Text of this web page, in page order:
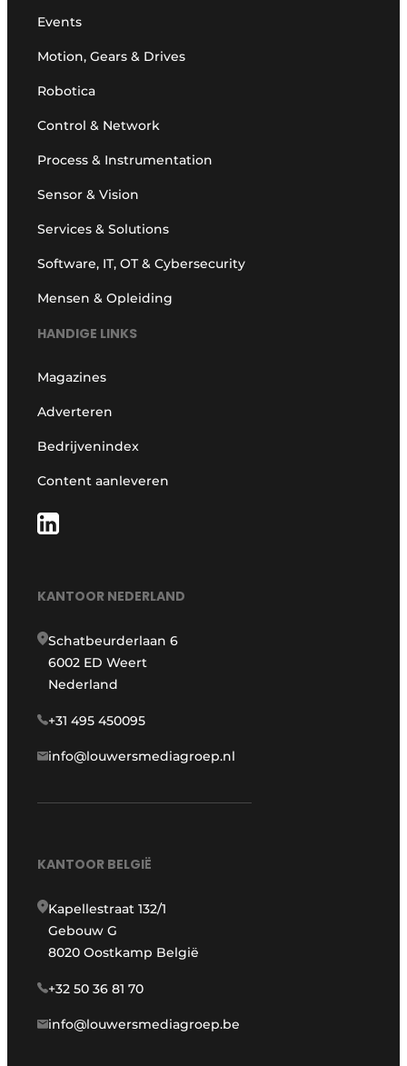
Events
Motion, Gears & Drives
Robotica
Control & Network
Process & Instrumentation
Sensor & Vision
Services & Solutions
Software, IT, OT & Cybersecurity
Mensen & Opleiding
HANDIGE LINKS
Magazines
Adverteren
Bedrijvenindex
Content aanleveren
KANTOOR NEDERLAND
Schatbeurderlaan 6
6002 ED Weert
Nederland
+31 495 450095
info@louwersmediagroep.nl
KANTOOR BELGIË
Kapellestraat 132/1
Gebouw G
8020 Oostkamp België
+32 50 36 81 70
info@louwersmediagroep.be